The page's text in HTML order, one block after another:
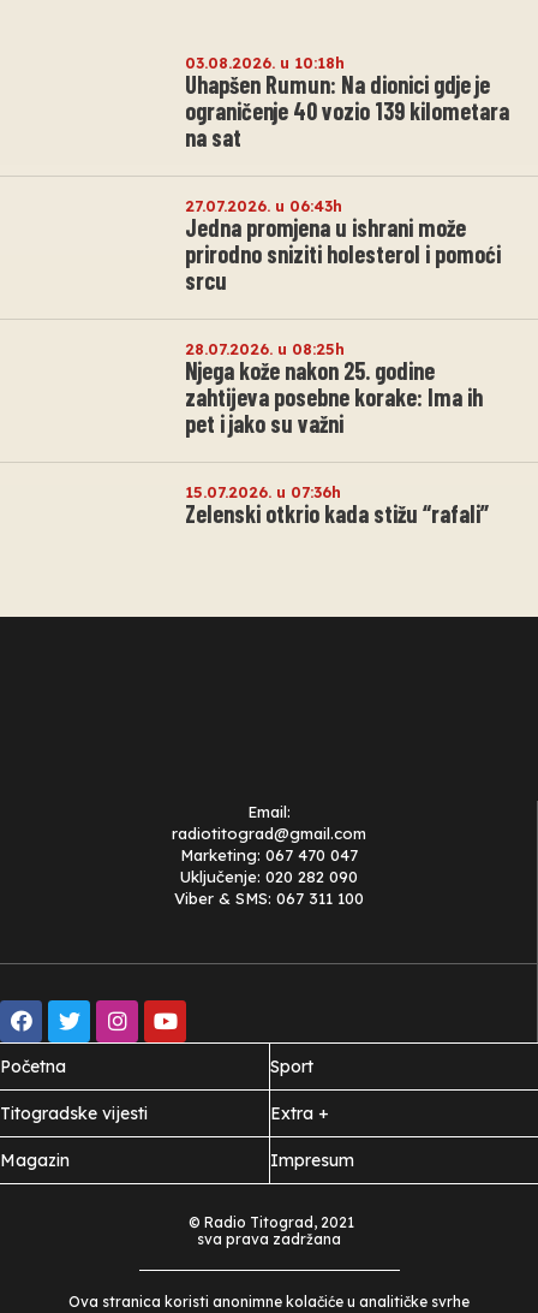
03.08.2026. u 10:18h
Uhapšen Rumun: Na dionici gdje je
ograničenje 40 vozio 139 kilometara
na sat
27.07.2026. u 06:43h
Jedna promjena u ishrani može
prirodno sniziti holesterol i pomoći
srcu
28.07.2026. u 08:25h
Njega kože nakon 25. godine
zahtijeva posebne korake: Ima ih
pet i jako su važni
15.07.2026. u 07:36h
Zelenski otkrio kada stižu “rafali”
Email:
radiotitograd@gmail.com
Marketing: 067 470 047
Uključenje: 020 282 090
Viber & SMS: 067 311 100
Početna
Titogradske vijesti
Magazin
Sport
Extra +
Impresum
© Radio Titograd, 2021
sva prava zadržana
Ova stranica koristi anonimne kolačiće u analitičke svrhe